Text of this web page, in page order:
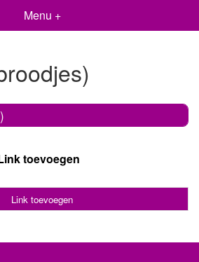
Menu +
toevoegen
Link toevoegen